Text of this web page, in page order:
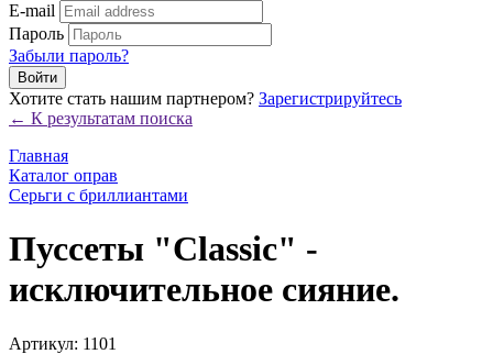
E-mail
Пароль
Забыли пароль?
Войти
Хотите стать нашим партнером? Зарегистрируйтесь
← К результатам поиска
Главная
Каталог оправ
Серьги с бриллиантами
Пуссеты "Classic" -
исключительное сияние.
Артикул: 1101